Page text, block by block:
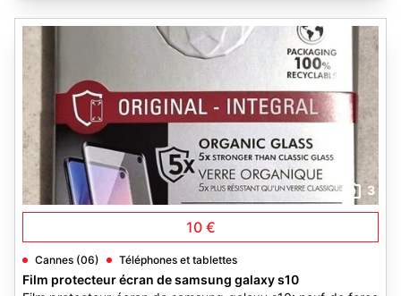
3
10 €
Cannes (06) Téléphones et tablettes
Film protecteur écran de samsung galaxy s10